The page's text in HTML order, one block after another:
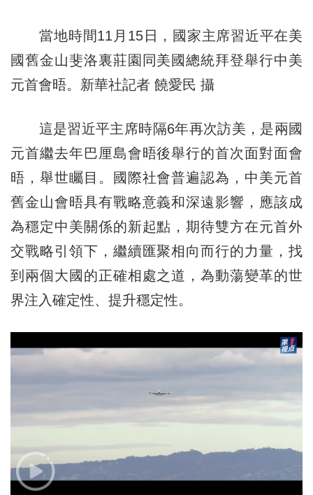
當地時間11月15日，國家主席習近平在美
國舊金山斐洛裏莊園同美國總統拜登舉行中美
元首會晤。新華社記者 饒愛民 攝
這是習近平主席時隔6年再次訪美，是兩國
元首繼去年巴厘島會晤後舉行的首次面對面會
晤，舉世矚目。國際社會普遍認為，中美元首
舊金山會晤具有戰略意義和深遠影響，應該成
為穩定中美關係的新起點，期待雙方在元首外
交戰略引領下，繼續匯聚相向而行的力量，找
到兩個大國的正確相處之道，為動蕩變革的世
界注入確定性、提升穩定性。